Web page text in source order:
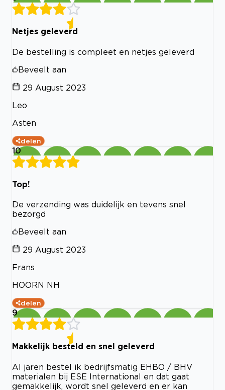
Netjes geleverd
De bestelling is compleet en netjes geleverd
Beveelt aan
29 August 2023
Leo
Asten
delen
10
Top!
De verzending was duidelijk en tevens snel
bezorgd
Beveelt aan
29 August 2023
Frans
HOORN NH
delen
9
Makkelijk besteld en snel geleverd
Al jaren bestel ik bedrijfsmatig EHBO / BHV
materialen bij ESE International en dat gaat
gemakkelijk, wordt snel geleverd en er kan